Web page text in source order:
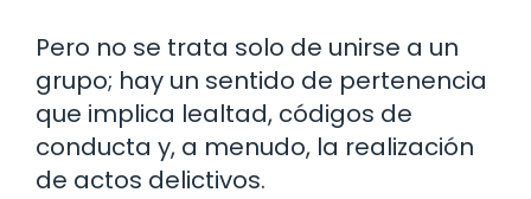
Pero no se trata solo de unirse a un
grupo; hay un sentido de pertenencia
que implica lealtad, códigos de
conducta y, a menudo, la realización
de actos delictivos.